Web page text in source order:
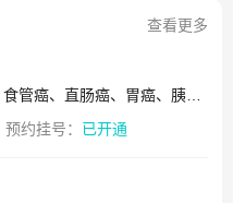
查看更多
预约挂号： 已开通